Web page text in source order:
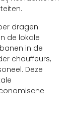
dragen
de lokale
in de
chauffeurs,
Deze